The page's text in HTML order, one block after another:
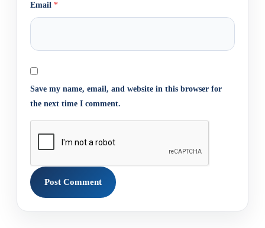
Email *
Save my name, email, and website in this browser for
the next time I comment.